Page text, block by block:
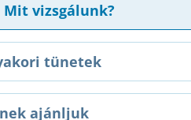
Mit vizsgálunk?
tünetek
ajánljuk